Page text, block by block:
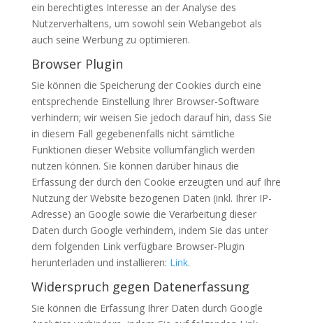
ein berechtigtes Interesse an der Analyse des
Nutzerverhaltens, um sowohl sein Webangebot als
auch seine Werbung zu optimieren.
Browser Plugin
Sie können die Speicherung der Cookies durch eine
entsprechende Einstellung Ihrer Browser-Software
verhindern; wir weisen Sie jedoch darauf hin, dass Sie
in diesem Fall gegebenenfalls nicht sämtliche
Funktionen dieser Website vollumfänglich werden
nutzen können. Sie können darüber hinaus die
Erfassung der durch den Cookie erzeugten und auf Ihre
Nutzung der Website bezogenen Daten (inkl. Ihrer IP-
Adresse) an Google sowie die Verarbeitung dieser
Daten durch Google verhindern, indem Sie das unter
dem folgenden Link verfügbare Browser-Plugin
herunterladen und installieren: Link.
Widerspruch gegen Datenerfassung
Sie können die Erfassung Ihrer Daten durch Google